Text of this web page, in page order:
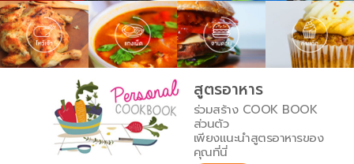
สารพันก้นครัว
เคล็ดลับน่ารู้
เปรียบเทียบหน่วยการตวง
เปรียบเทียบอุณหภูมิ
เปรียบเทียบน้ำหนักวัตถุดิบ
FoodPedia
สร้าง Cookbook
สูตรอาหาร
ร่วมสร้าง COOK BOOK
ส่วนตัว
เพียงแนะนำสูตรอาหารของ
คุณที่นี่